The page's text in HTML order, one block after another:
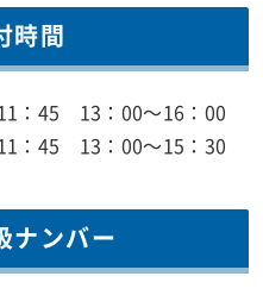
時間
：45 13：00～16：00
：45 13：00～15：30
ナンバー